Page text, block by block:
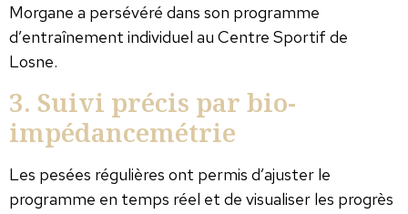
Morgane a persévéré dans son programme
d’entraînement individuel au Centre Sportif de
Losne.
3. Suivi précis par bio-
impédancemétrie
Les pesées régulières ont permis d’ajuster le
programme en temps réel et de visualiser les progrès